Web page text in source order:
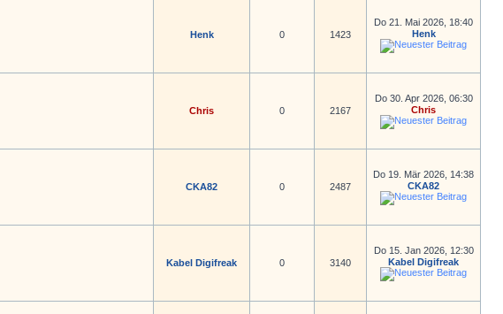
Henk 0 1423
Do 21. Mai 2026, 18:40
Henk
Chris 0 2167
Do 30. Apr 2026, 06:30
Chris
CKA82 0 2487
Do 19. Mär 2026, 14:38
CKA82
Kabel Digifreak 0 3140
Do 15. Jan 2026, 12:30
Kabel Digifreak